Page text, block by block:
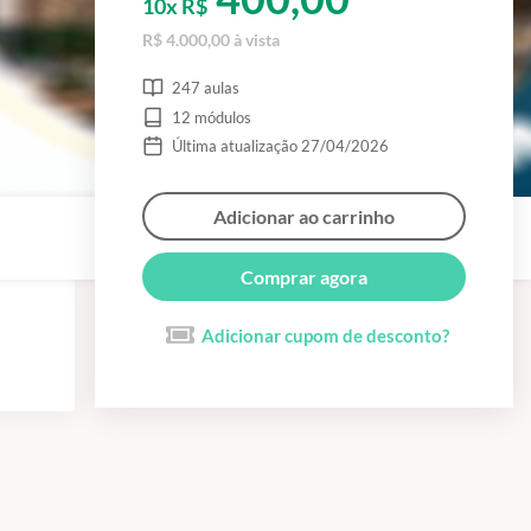
10x R$
R$ 4.000,00 à vista
247 aulas
12 módulos
Última atualização 27/04/2026
Adicionar ao carrinho
Comprar agora
Adicionar cupom de desconto?